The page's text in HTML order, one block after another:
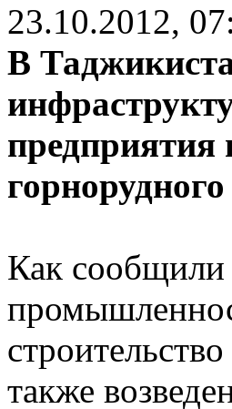
23.10.2012,
В
предприятия
Как сообщили
также